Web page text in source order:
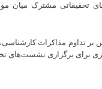
تحقیقاتی مشترک میان
بر تداوم مذاکرات
برای برگزاری نشست‌های